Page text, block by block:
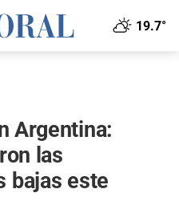
19.7°
Argentina:
las
bajas este